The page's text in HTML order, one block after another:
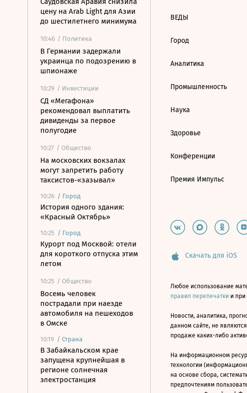
цену на Arab Light для Азии
до шестилетнего минимума
10:46 / Политика
В Германии задержали
украинца по подозрению в
шпионаже
10:29 / Инвестиции
СД «Мегафона»
рекомендовал выплатить
дивиденды за первое
полугодие
10:27 / Общество
На московских вокзалах
могут запретить работу
таксистов-«зазывал»
10:26 / Город
История одного здания:
«Красный Октябрь»
10:25 / Город
Курорт под Москвой: отели
для короткого отпуска этим
летом
10:25 / Общество
Восемь человек
пострадали при наезде
автомобиля на пешеходов
в Омске
10:19 / Страна
В Забайкальском крае
запущена крупнейшая в
регионе солнечная
электростанция
ВЕДЫ
Город
Аналитика
Промышленность
Наука
Здоровье
Конференции
Премия Импульс
Скачать для iOS
Любое использование
правил перепечатки и
Новости, аналитика,
данном сайте, не
продаже каких-либо
На информационном
технологии
на основе сбора,
предпочтениям